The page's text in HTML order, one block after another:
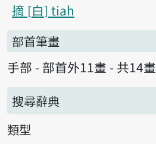
摘 白 tiah
部首筆畫
手部 - 部首外11畫 - 共14畫
搜尋辭典
類型